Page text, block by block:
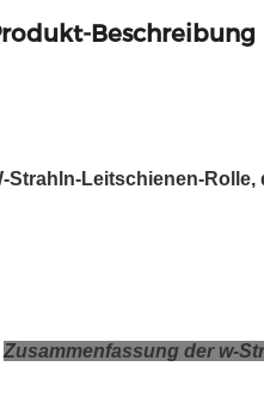
Beschreibung
Strahln-Leitschienen-
Zusammenfassung der w-